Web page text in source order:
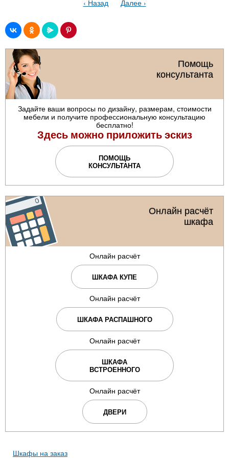
‹ Назад Далее ›
Помощь
консультанта
Задайте ваши вопросы по дизайну, размерам, стоимости
мебели и получите профессиональную консультацию
бесплатно!
Здесь можно приложить эскиз
ПОМОЩЬ
КОНСУЛЬТАНТА
Онлайн расчёт
шкафа
Онлайн расчёт
ШКАФА КУПЕ
Онлайн расчёт
ШКАФА РАСПАШНОГО
Онлайн расчёт
ШКАФА
ВСТРОЕННОГО
Онлайн расчёт
ДВЕРИ
Шкафы на заказ